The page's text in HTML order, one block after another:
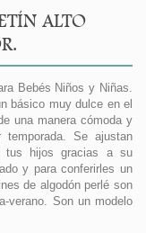
ALTO
Bebés Niños y Niñas.
básico muy dulce en el
una manera cómoda y
Se ajustan
tus hijos gracias a su
y para conferirles un
de algodón perlé son
verano. Son un modelo